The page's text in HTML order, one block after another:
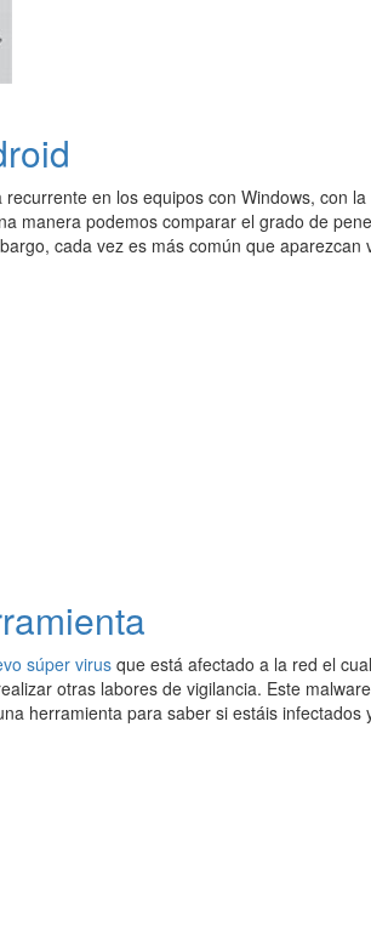
en los equipos con Windows, con
manera podemos comparar el grado de
cada vez es más común que
súper virusque está afectado a la red el cual
otras labores de vigilancia. Este
herramienta para saber si estáis